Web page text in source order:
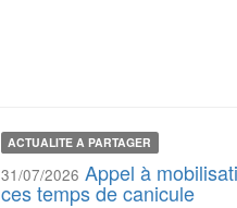
ACTUALITE A PARTAGER
31/07/2026 Appel à
ces temps de canicule